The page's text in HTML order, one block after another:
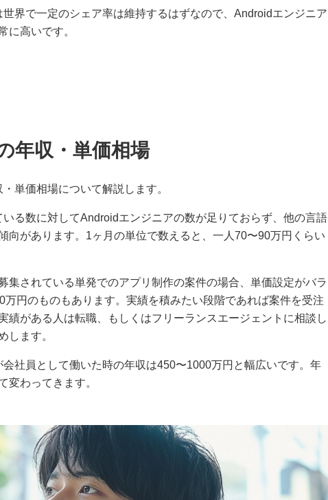
界で一定のシェア率は維持するはずなので、Androidエンジニア
に高いです。
年収・単価相場
単価相場について解説します。
る数に対してAndroidエンジニアの数が足りておらず、他の言語
向があります。1ヶ月の単位で数えると、一人70〜90万円くらい
集されている単発でのアプリ制作の案件の場合、単価設定がバラ
円のものもあります。実績を積みたい段階であれば案件を受注
績がある人は転職、もしくはフリーランスエージェントに相談し
します。
社員として働いた時の年収は450〜1000万円と幅広いです。年
変わってきます。